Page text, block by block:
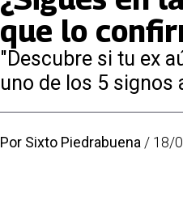
que lo
"Descubre si tu ex
uno de los 5 signos
Por Sixto Piedrabuena / 18/